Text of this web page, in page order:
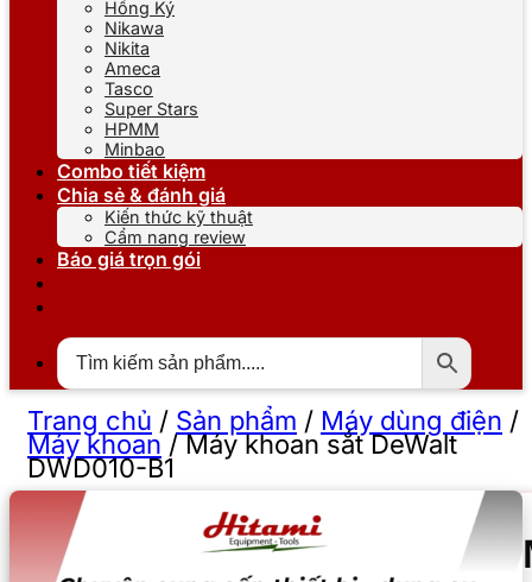
Hồng Ký
Nikawa
Nikita
Ameca
Tasco
Super Stars
HPMM
Minbao
Combo tiết kiệm
Chia sẻ & đánh giá
Kiến thức kỹ thuật
Cẩm nang review
Báo giá trọn gói
Trang chủ / Sản phẩm / Máy dùng điện /
Máy khoan/Máy khoan sắt DeWalt
DWD010-B1